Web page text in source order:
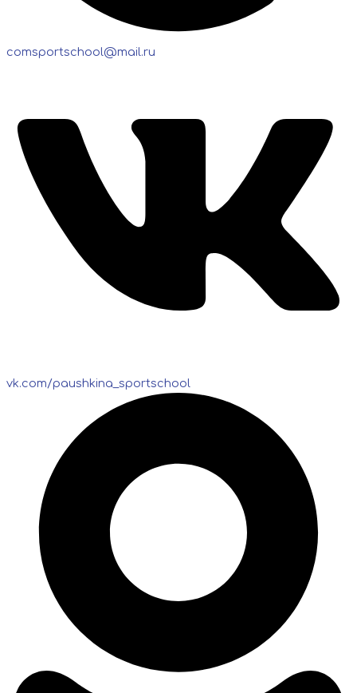
comsportschool@mail.ru
vk.com/paushkina_sportschool